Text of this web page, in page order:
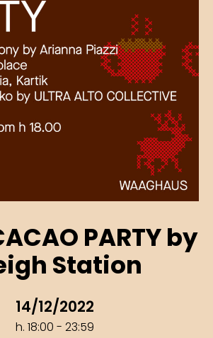
PARTY by
Station
14/12/2022
h. 18:00 - 23:59